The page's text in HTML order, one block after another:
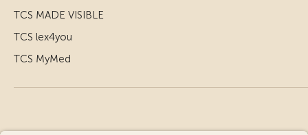
TCS MADE VISIBLE
TCS lex4you
TCS MyMed